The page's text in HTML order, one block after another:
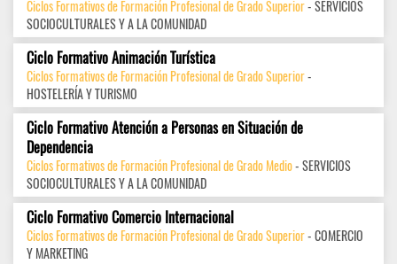
Ciclos Formativos de Formación Profesional de Grado Superior- SERVICIOS
SOCIOCULTURALES Y A LA COMUNIDAD
Ciclo Formativo Animación Turística
Ciclos Formativos de Formación Profesional de Grado Superior-
HOSTELERÍA Y TURISMO
Ciclo Formativo Atención a Personas en Situación de
Dependencia
Ciclos Formativos de Formación Profesional de Grado Medio- SERVICIOS
SOCIOCULTURALES Y A LA COMUNIDAD
Ciclo Formativo Comercio Internacional
Ciclos Formativos de Formación Profesional de Grado Superior- COMERCIO
Y MARKETING